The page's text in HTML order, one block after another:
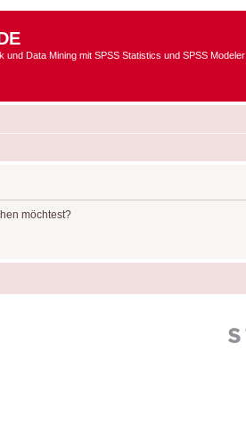
und Data Mining mit SPSS Statistics und SPSS Modeler
möchtest?